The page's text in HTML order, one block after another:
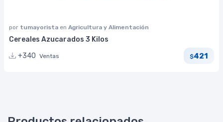
por tumayorista en Agricultura y Alimentación
Cereales Azucarados 3 Kilos
+340 Ventas $421